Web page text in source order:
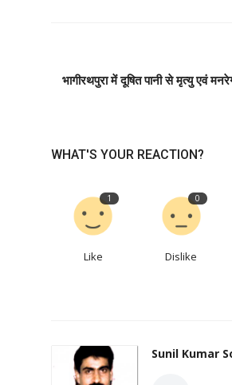
भागीरथपुरा में दूषित पानी से मृत्यु एवं
WHAT'S YOUR REACTION?
1
Like
0
Dislike
Sunil Kumar